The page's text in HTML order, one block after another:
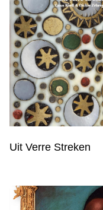
Uit Verre Streken